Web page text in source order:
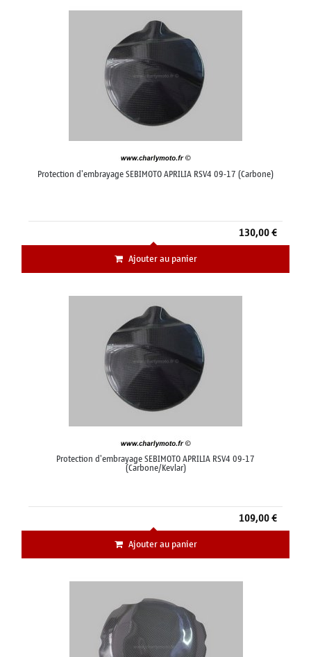
Protection d'embrayage SEBIMOTO APRILIA RSV4 09-17 (Carbone)
130,00 €
Ajouter au panier
Protection d'embrayage SEBIMOTO APRILIA RSV4 09-17
(Carbone/Kevlar)
109,00 €
Ajouter au panier